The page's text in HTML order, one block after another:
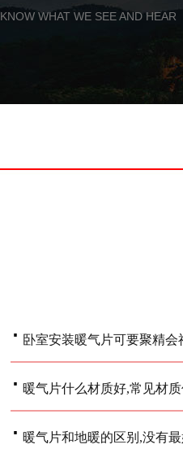
KNOW WHAT WE SEE AND HEAR
· 卧室安装暖气片可要聚精
· 暖气片什么材质好,常见材
· 暖气片和地暖的区别,没有